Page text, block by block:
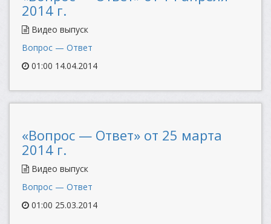
2014 г.
Видео выпуск
Вопрос — Ответ
01:00 14.04.2014
«Вопрос — Ответ» от 25 марта
2014 г.
Видео выпуск
Вопрос — Ответ
01:00 25.03.2014